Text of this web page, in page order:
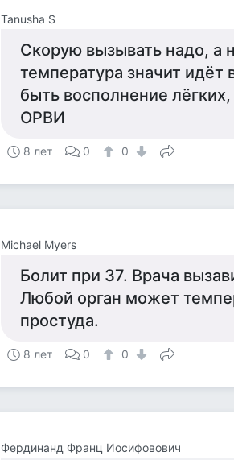
Tanusha S
Скорую вызывать надо, а
температура значит
быть восполнение
ОРВИ
8 лет 0 0
Michael Myers
Болит при 37. Врача
Любой орган может
простуда.
8 лет 0 0
Фердинанд Франц Иосифовович